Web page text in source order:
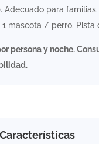
Adecuado para
1 mascota / perro. Pista
persona y noche.